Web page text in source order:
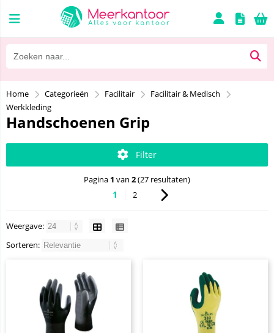
Home Categorieën Facilitair
Facilitair & Medisch
Werkkleding
Handschoenen Grip
Filter
Pagina 1 van 2(27 resultaten)
1 2
Weergave:
Sorteren: